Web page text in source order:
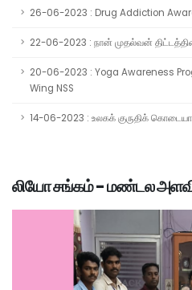
26-06-2023 : Drug Addiction
22-06-2023 : நான் முதல்வன்
20-06-2023 : Yoga Awareness
Wing NSS
14-06-2023 : உலகக் குருதிக்
லியோ சங்கம் - மண்டல